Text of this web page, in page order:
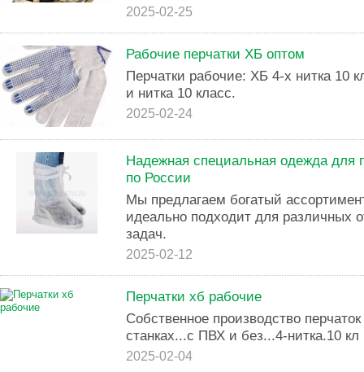
2025-02-25
Рабочие перчатки ХБ оптом
Перчатки рабочие: ХБ 4-х нитка 10
и нитка 10 класс.
2025-02-24
Надежная специальная одежда для
по России
Мы предлагаем богатый
идеально подходит для различных
задач.
2025-02-12
Перчатки хб рабочие
Собственное производство
станках...с ПВХ и без...4-нитка.10 кл
2025-02-04